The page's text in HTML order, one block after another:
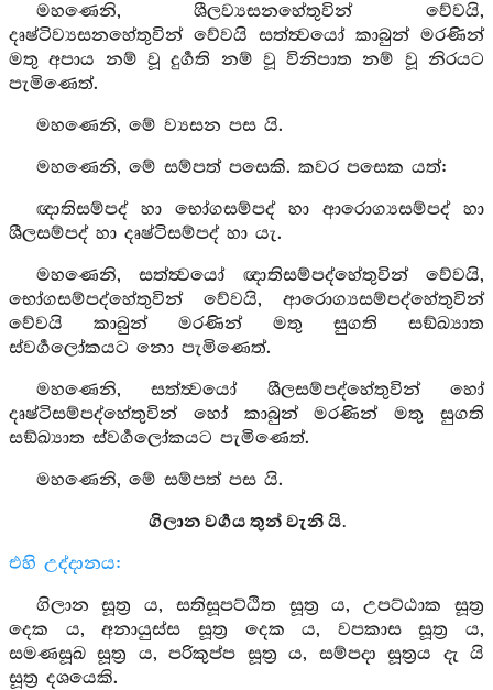
මහණෙනි, ශීලව්‍යසනහේතුවින් වේවයි,
දෘෂ්ටිව්‍යසනහේතුවින් වේවයි සත්ත්‍වයෝ කාබුන් මරණින්
මතු අපාය නම් වූ දුර්‍ගති නම් වූ විනිපාත නම් වූ නිරයට
පැමිණෙත්.
මහණෙනි, මේ ව්‍යසන පස යි.
මහණෙනි, මේ සම්පත් පසෙකි. කවර පසෙක යත්:
ඥාතිසම්පද් හා භෝගසම්පද් හා ආරොග්‍යසම්පද් හා
ශීලසම්පද් හා දෘෂ්ටිසම්පද් හා යැ.
මහණෙනි, සත්ත්‍වයෝ ඥාතිසම්පද්හේතුවින් වේවයි,
භෝගසම්පද්හේතුවින් වේවයි, ආරොග්‍යසම්පද්හේතුවින්
වේවයි කාබුන් මරණින් මතු සුගති සඞ්ඛ්‍යාත
ස්වර්‍ගලෝකයට නො පැමිණෙත්.
මහණෙනි, සත්ත්‍වයෝ ශීලසම්පද්හේතුවින් හෝ
දෘෂ්ටිසම්පද්හේතුවින් හෝ කාබුන් මරණින් මතු සුගති
සඞ්ඛ්‍යාත ස්වර්‍ගලෝකයට පැමිණෙත්.
මහණෙනි, මේ සම්පත් පස යි.
ගිලාන වර්‍ගය තුන් වැනි යි.
එහි උද්දානය:
ගිලාන සූත්‍ර ය, සතිසූපට්ඨිත සූත්‍ර ය, උපට්ඨාක සූත්‍ර
දෙක ය, අනායුස්ස සූත්‍ර දෙක ය, වපකාස සූත්‍ර ය,
සමණසූඛ සූත්‍ර ය, පරිකුප්ප සූත්‍ර ය, සම්පදා සූත්‍රය දැ යි
සූත්‍ර දශයෙකි.